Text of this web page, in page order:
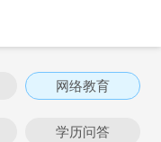
网络教育
学历问答